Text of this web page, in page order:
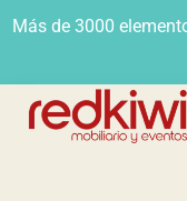
Más de 3000